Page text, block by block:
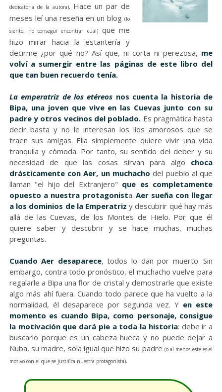
dedicatoria de la autora). Hace un par de
meses leí una reseña en un blog(lo
siento, no conseguí encontrar cuál)que me
hizo mirar hacia la estantería y
decirme ¿por qué no? Así que, ni corta ni perezosa, me
volví a sumergir entre las páginas de este libro del
que tan buen recuerdo tenía.
La emperatriz de los etéreos nos cuenta la historia de
Bipa, una joven que vive en las Cuevas junto con su
padre y otros vecinos del poblado. Es pragmática hasta
decir basta y no le interesan los líos amorosos que se
traen sus amigas. Ella simplemente quiere vivir una vida
tranquila y cómoda. Por tanto, su sentido del deber y su
necesidad de que las cosas sirvan para algo choca
drásticamente con Aer, un muchacho del pueblo al que
llaman "el hijo del Extranjero" que es completamente
opuesto a nuestra protagonista.Aer sueña con llegar
a los dominios de la Emperatriz y descubrir qué hay más
allá de las Cuevas, de los Montes de Hielo. Por que él
quiere saber y descubrir y se hace muchas, muchas
preguntas.
Cuando Aer desaparece, todos lo dan por muerto. Sin
embargo, contra todo pronóstico, el muchacho vuelve para
regalarle a Bipa una flor de cristal y demostrarle que existe
algo más ahí fuera. Cuando todo parece que ha vuelto a la
normalidad, él desaparece por segunda vez. Y en este
momento es cuando Bipa, como personaje, consigue
la motivación que dará pie a toda la historia: debe ir a
buscarlo porque es un cabeza hueca y no puede dejar a
Nuba, su madre, sola igual que hizo su padre (o al menos este es el
motivo con el que se justifica nuestra protagonista).